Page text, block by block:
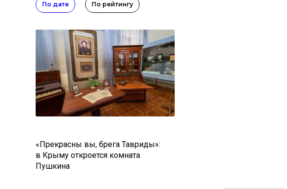
По дате По рейтингу
«Прекрасны вы, брега Тавриды»:
в Крыму откроется комната
Пушкина